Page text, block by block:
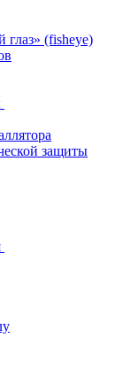
(fisheye)
защиты